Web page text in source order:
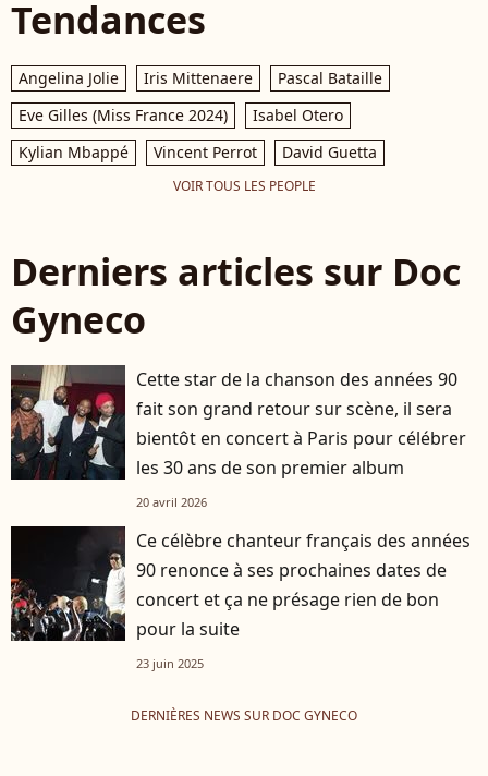
Tendances
Angelina Jolie Iris Mittenaere
Pascal Bataille
Eve Gilles (Miss France 2024)
Isabel Otero
Kylian Mbappé
Vincent Perrot David Guetta
VOIR TOUS LES PEOPLE
Derniers articles sur Doc
Gyneco
Cette star de la chanson des années 90
fait son grand retour sur scène, il sera
bientôt en concert à Paris pour célébrer
les 30 ans de son premier album
20 avril 2026
Ce célèbre chanteur français des années
90 renonce à ses prochaines dates de
concert et ça ne présage rien de bon
pour la suite
23 juin 2025
DERNIÈRES NEWS SUR DOC GYNECO